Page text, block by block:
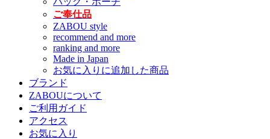
ご奉仕品
ZABOU style
recommend and more
ranking and more
Made in Japan
お気に入りに追加した商品
ブランド
ZABOUについて
ご利用ガイド
アクセス
お気に入り